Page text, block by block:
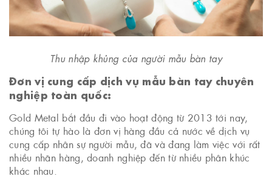
Thu nhập khủng của người mẫu bàn tay
Đơn vị cung cấp dịch vụ mẫu bàn tay chuyên
nghiệp toàn quốc:
Gold Metal bắt đầu đi vào hoạt động từ 2013 tới nay,
chúng tôi tự hào là đơn vị hàng đầu cả nước về dịch vụ
cung cấp nhân sự người mẫu, đã và đang làm việc với rất
nhiều nhãn hàng, doanh nghiệp đến từ nhiều phân khúc
khác nhau.